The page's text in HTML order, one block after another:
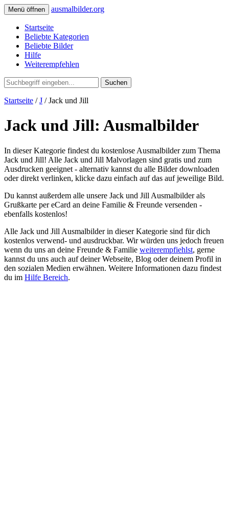
Menü öffnen ausmalbilder.org
Startseite
Beliebte Kategorien
Beliebte Bilder
Hilfe
Weiterempfehlen
Suchen
Startseite /J / Jack und Jill
Jack und Jill: Ausmalbilder
In dieser Kategorie findest du kostenlose Ausmalbilder zum Thema
Jack und Jill! Alle Jack und Jill Malvorlagen sind gratis und zum
Ausdrucken geeignet - alternativ kannst du alle Bilder downloaden
oder direkt verlinken, klicke dazu einfach auf das auf jeweilige Bild.
Du kannst außerdem alle unsere Jack und Jill Ausmalbilder als
Grußkarte per eCard an deine Familie & Freunde versenden -
ebenfalls kostenlos!
Alle Jack und Jill Ausmalbilder in dieser Kategorie sind für dich
kostenlos verwend- und ausdruckbar. Wir würden uns jedoch freuen
wenn du uns an deine Freunde & Familie weiterempfiehlst, gerne
kannst du uns auch auf deiner Webseite, Blog oder deinem Profil in
den sozialen Medien erwähnen. Weitere Informationen dazu findest
du im Hilfe Bereich.